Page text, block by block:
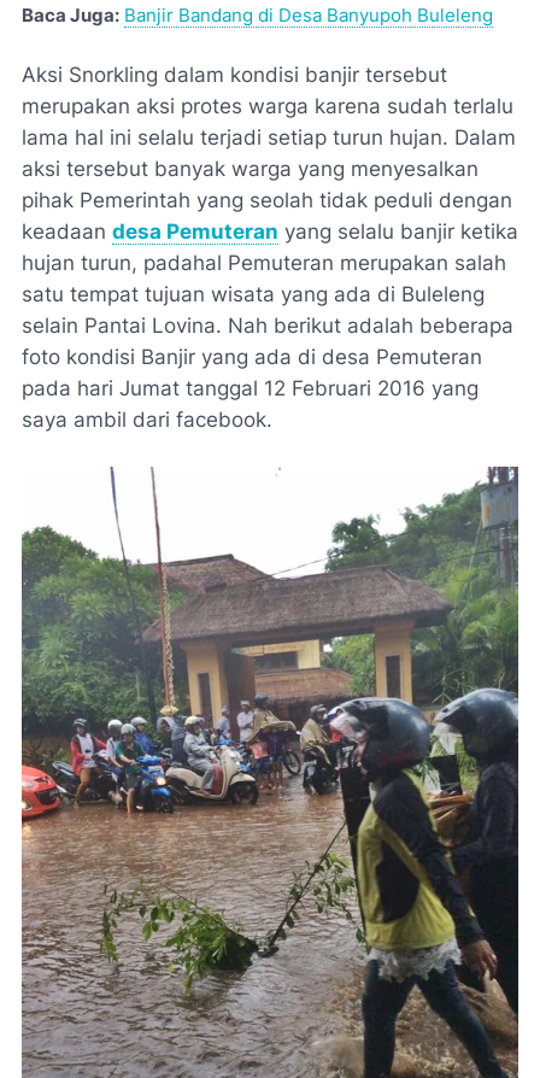
Baca Juga: Banjir Bandang di Desa Banyupoh Buleleng
Aksi Snorkling dalam kondisi banjir tersebut
merupakan aksi protes warga karena sudah terlalu
lama hal ini selalu terjadi setiap turun hujan. Dalam
aksi tersebut banyak warga yang menyesalkan
pihak Pemerintah yang seolah tidak peduli dengan
keadaan desa Pemuteran yang selalu banjir ketika
hujan turun, padahal Pemuteran merupakan salah
satu tempat tujuan wisata yang ada di Buleleng
selain Pantai Lovina. Nah berikut adalah beberapa
foto kondisi Banjir yang ada di desa Pemuteran
pada hari Jumat tanggal 12 Februari 2016 yang
saya ambil dari facebook.